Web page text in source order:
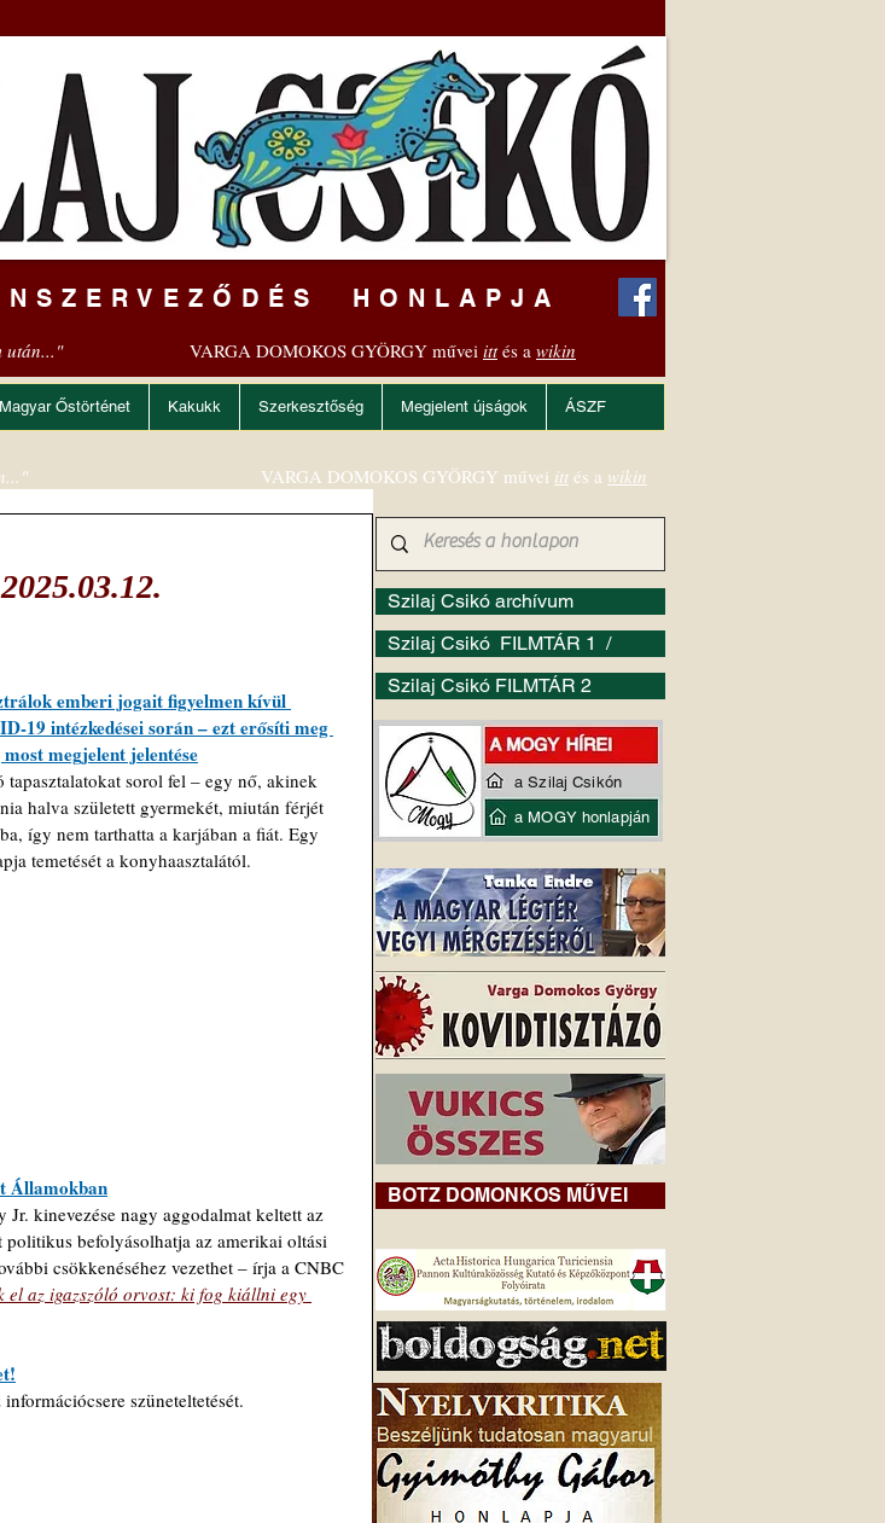
HONLAPJA
után..." VARGA DOMOKOS GYÖRGY művei ittés a wikin
Magyar Őstörténet Kakukk Szerkesztőség Megjelent újságok ÁSZF
emberi jogait figyelmen kívül
19 intézkedései során – ezt erősíti meg
megjelent jelentése
tapasztalatokat sorol fel – egy nő, akinek
halva született gyermekét, miután férjét
így nem tarthatta a karjában a fiát. Egy
temetését a konyhaasztalától.
Államokban
kinevezése nagy aggodalmat keltett az
befolyásolhatja az amerikai oltási
csökkenéséhez vezethet – írja a CNBC
el az igazszóló orvost: ki fog kiállni egy
szüneteltetését.
Szilaj Csikó archívum
Szilaj Csikó FILMTÁR 1 /
Szilaj Csikó FILMTÁR 2
VARGA DOMOKOS GYÖRGY művei itt és a wikin
BOTZ DOMONKOS MŰVEI
a Szilaj Csikón
a MOGY honlapján